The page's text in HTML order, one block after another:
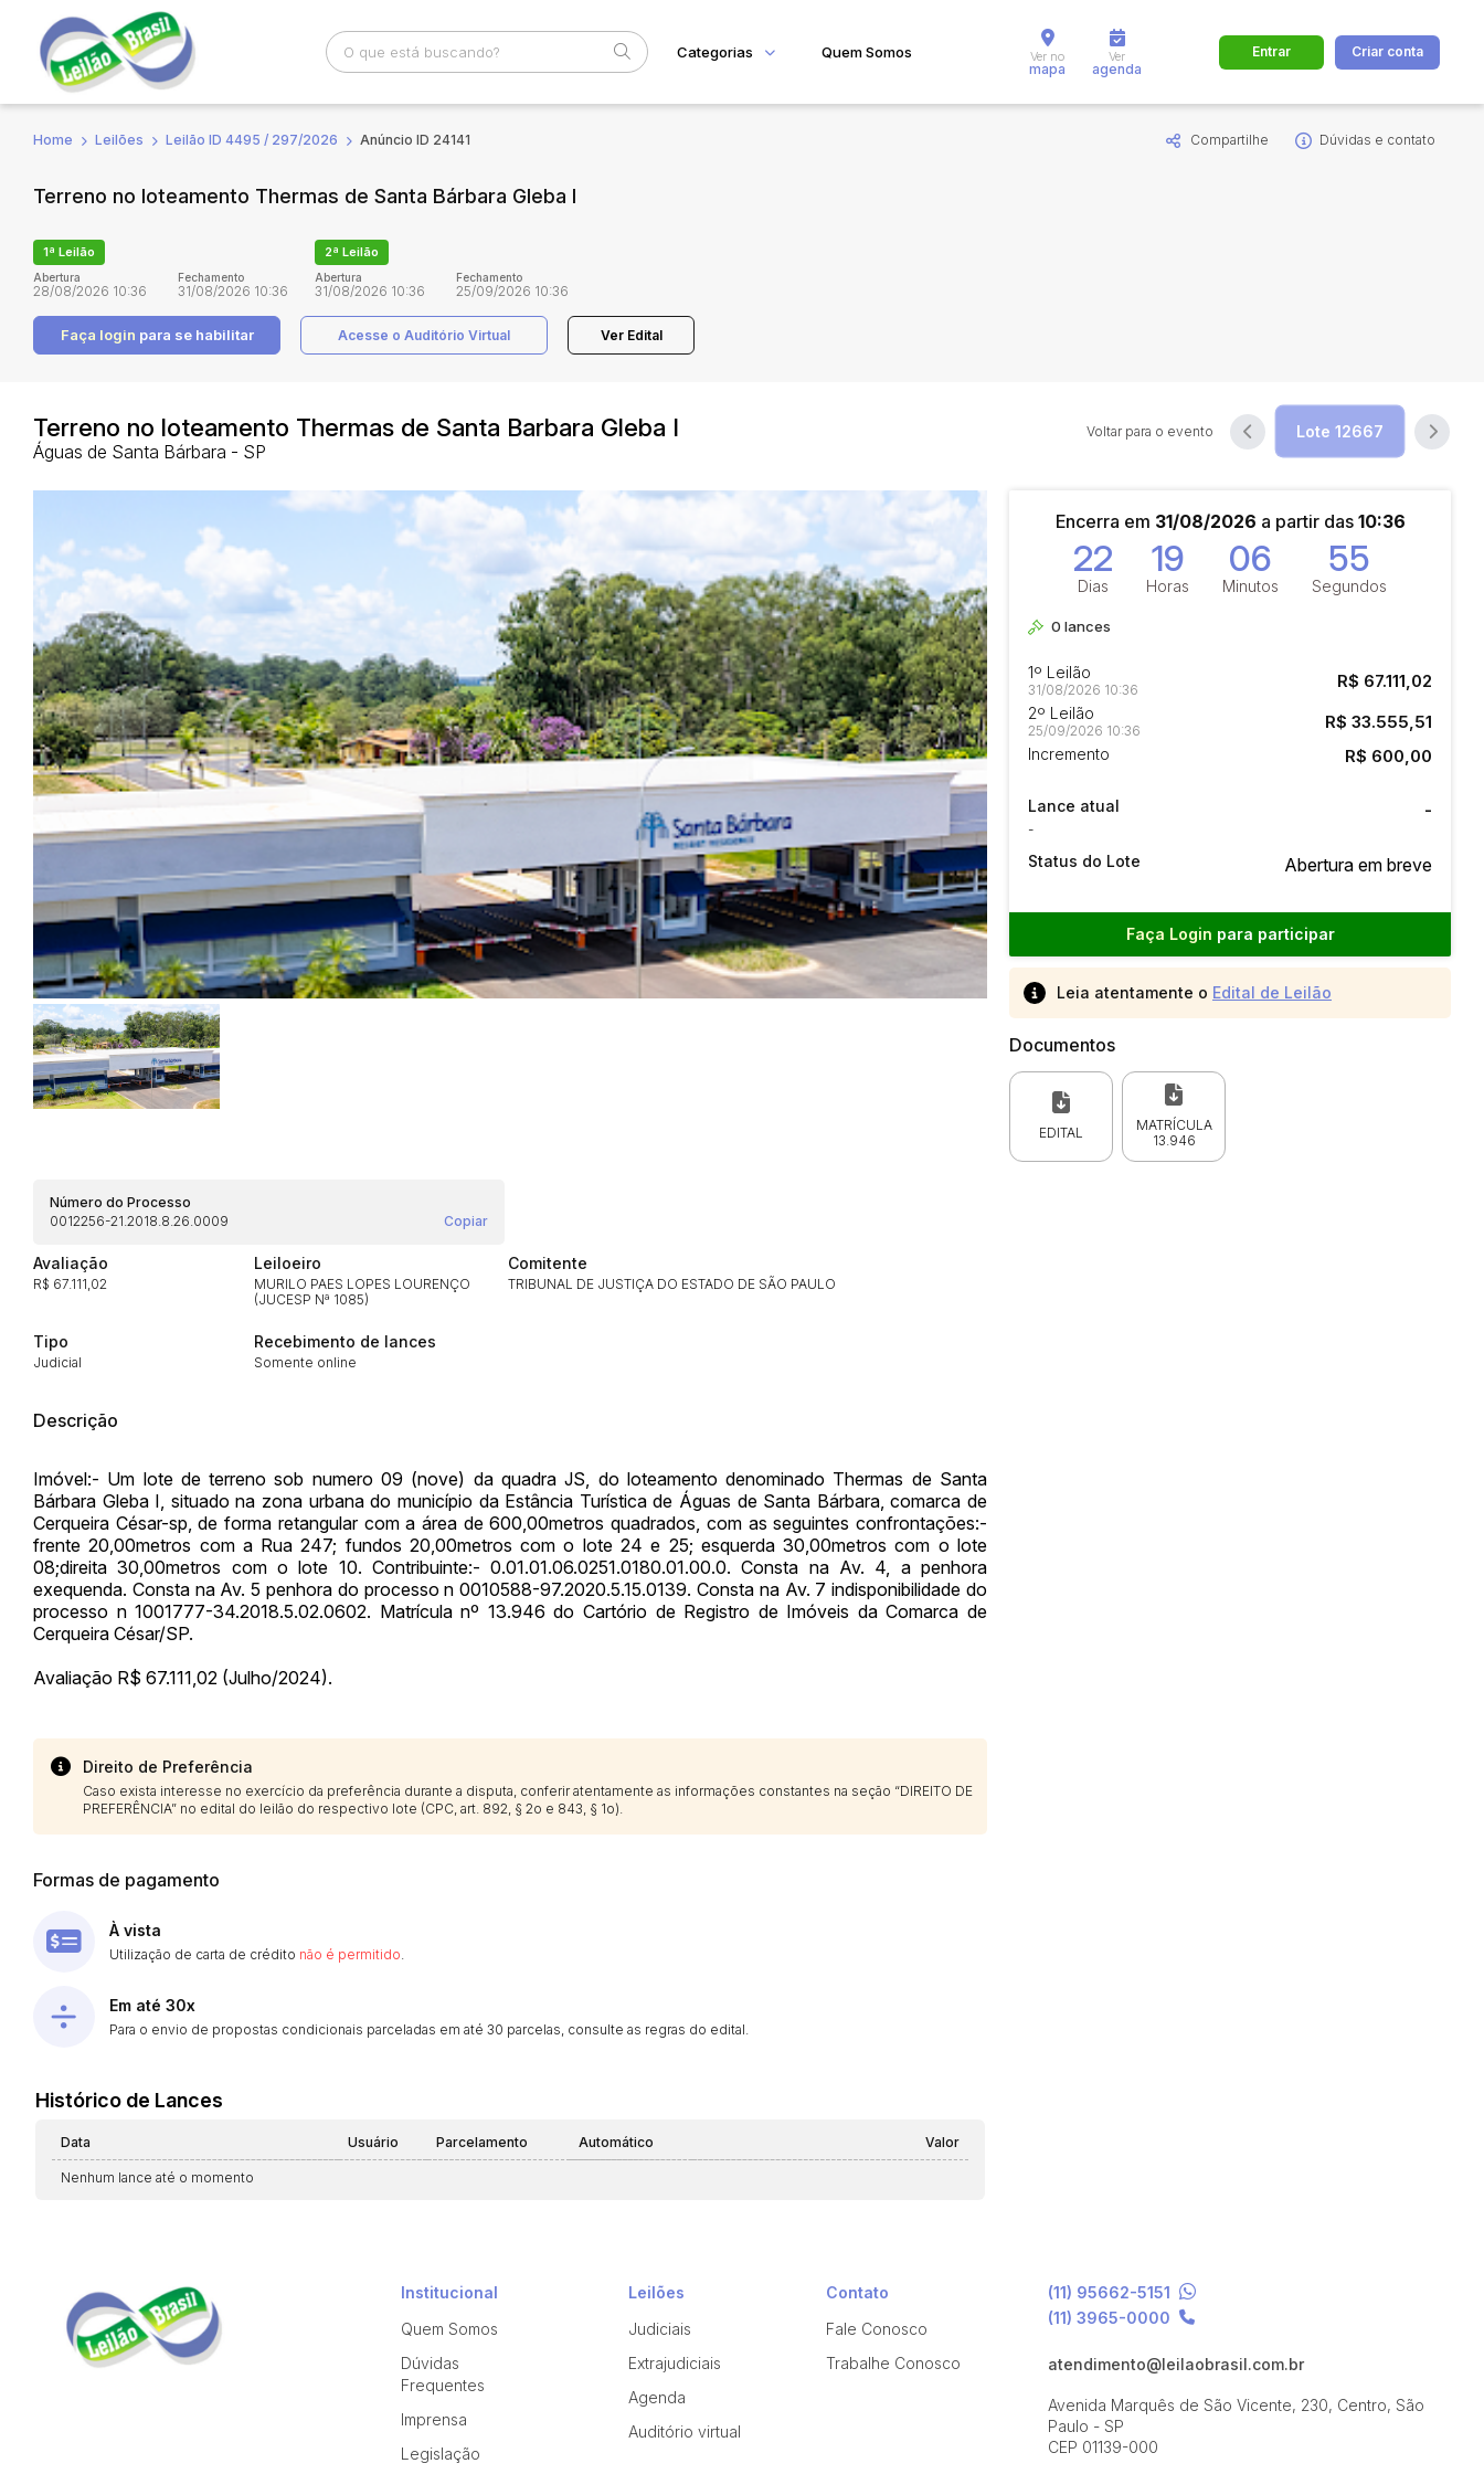
Busca por palavra-chave Categoria Cidade
Categorias Quem Somos Ver no
mapa
Ver
agenda
Entrar Criar conta
Home Leilões Leilão ID 4495 / 297/2026 Anúncio ID 24141 Compartilhe Dúvidas e contato
Terreno no loteamento Thermas de Santa Bárbara Gleba I
1ª Leilão
Abertura
28/08/2026 10:36
Fechamento
31/08/2026 10:36
2ª Leilão
Abertura
31/08/2026 10:36
Fechamento
25/09/2026 10:36
Faça login para se habilitar Acesse o Auditório Virtual Ver Edital
Terreno no loteamento Thermas de Santa Barbara Gleba I
Águas de Santa Bárbara - SP
Voltar para o evento
Encerra em 31/08/2026 a partir das 10:36
22
Dias
19
Horas
06
Minutos
54
Segundos
0 lances
1º Leilão
31/08/2026 10:36 R$ 67.111,02
2º Leilão
25/09/2026 10:36 R$ 33.555,51
Incremento R$ 600,00
Lance atual
-
-
Status do Lote Abertura em breve
Faça Login para participar
Leia atentamente o Edital de Leilão
Documentos
EDITAL
MATRÍCULA
13.946
Número do Processo
0012256-21.2018.8.26.0009
Copiar
Avaliação
R$ 67.111,02
Leiloeiro
MURILO PAES LOPES LOURENÇO
(JUCESP Nª 1085)
Comitente
TRIBUNAL DE JUSTIÇA DO ESTADO DE SÃO PAULO
Tipo
Judicial
Recebimento de lances
Somente online
Descrição
Imóvel:- Um lote de terreno sob numero 09 (nove) da quadra JS, do loteamento denominado Thermas de Santa
Bárbara Gleba I, situado na zona urbana do município da Estância Turística de Águas de Santa Bárbara, comarca de
Cerqueira César-sp, de forma retangular com a área de 600,00metros quadrados, com as seguintes confrontações:-
frente 20,00metros com a Rua 247; fundos 20,00metros com o lote 24 e 25; esquerda 30,00metros com o lote
08;direita 30,00metros com o lote 10. Contribuinte:- 0.01.01.06.0251.0180.01.00.0. Consta na Av. 4, a penhora
exequenda. Consta na Av. 5 penhora do processo n 0010588-97.2020.5.15.0139. Consta na Av. 7 indisponibilidade do
processo n 1001777-34.2018.5.02.0602. Matrícula nº 13.946 do Cartório de Registro de Imóveis da Comarca de
Cerqueira César/SP.
Avaliação R$ 67.111,02 (Julho/2024).
Direito de Preferência
Caso exista interesse no exercício da preferência durante a disputa, conferir atentamente as informações constantes na seção “DIREITO DE
PREFERÊNCIA” no edital do leilão do respectivo lote (CPC, art. 892, § 2o e 843, § 1o).
Formas de pagamento
À vista
Utilização de carta de crédito não é permitido.
Em até 30x
Para o envio de propostas condicionais parceladas em até 30 parcelas, consulte as regras do edital.
Histórico de Lances
Data Usuário Parcelamento Automático Valor
Nenhum lance até o momento
Institucional
Quem Somos
Dúvidas
Frequentes
Imprensa
Legislação
Leilões
Judiciais
Extrajudiciais
Agenda
Auditório virtual
Contato
Fale Conosco
Trabalhe Conosco
(11) 95662-5151
(11) 3965-0000
atendimento@leilaobrasil.com.br
Avenida Marquês de São Vicente, 230, Centro, São
Paulo - SP
CEP 01139-000